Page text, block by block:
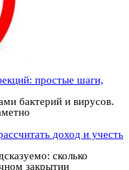
простые шаги,
бактерий и вирусов.
доход и учесть
сколько
закрытии